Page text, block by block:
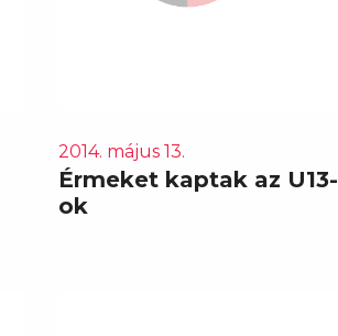
2014. május 13.
Érmeket kaptak az U13-
ok